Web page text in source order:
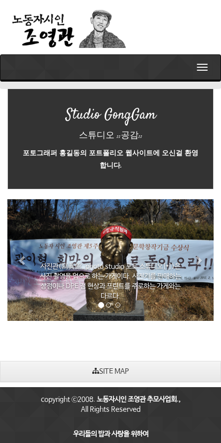
T
o
g
o
n
Studio GongGam
스튜디오 ::공감::
포토그래퍼 홍길동의 포트폴리오 웹사이트에 오신걸 환영
합니다.
사진관(寫眞館, photo studio 포토 스튜디오[*])은
사진 촬영을 업으로 하는 가게이다. 사진기를 판매하는
상점이나 DPE 점 현상과 프린트를 주로하는 가게와는
다르다.
P
r
e
v
i
o
u
s
N
e
x
t
SITE MAP
copyright ⓒ2008. 노동자시인 조영관 추모사업회.,
All Rights Reserved
우리들의 밥과 사랑을 위하여